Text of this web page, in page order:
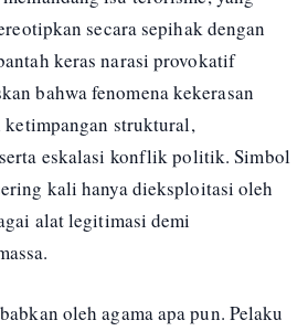
secara sepihak dengan
keras narasi provokatif
bahwa fenomena kekerasan
struktural,
eskalasi konflik politik. Simbol
kali hanya dieksploitasi oleh
alat legitimasi demi
oleh agama apa pun. Pelaku